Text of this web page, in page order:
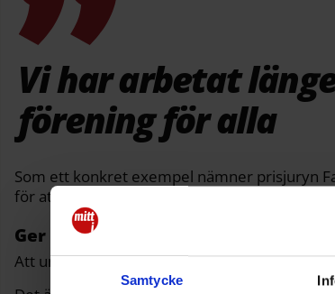
Samtycke
Vi har arbetat
förening för alla
Som ett konkret exempel nämner prisjuryn
för att finansiera avgifter för familjer med låga
Ger unga jobb
Att unga erbjuds roller som ledare och